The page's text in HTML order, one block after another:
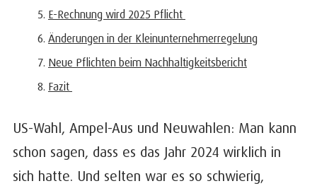
E-Rechnung wird 2025 Pflicht
Änderungen in der Kleinunternehmerregelung
Neue Pflichten beim Nachhaltigkeitsbericht
Fazit
US-Wahl, Ampel-Aus und Neuwahlen: Man kann
schon sagen, dass es das Jahr 2024 wirklich in
sich hatte. Und selten war es so schwierig,